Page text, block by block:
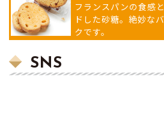
フランスパンの食感
ドした砂糖。絶妙な
クです。
SNS